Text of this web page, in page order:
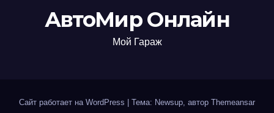
АвтоМир Онлайн
Мой Гараж
Сайт работает на WordPress | Тема: Newsup, автор Themeansar